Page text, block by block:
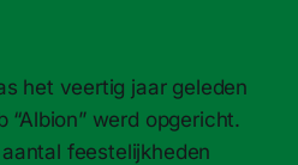
het veertig jaar geleden
“Albion” werd opgericht.
feestelijkheden